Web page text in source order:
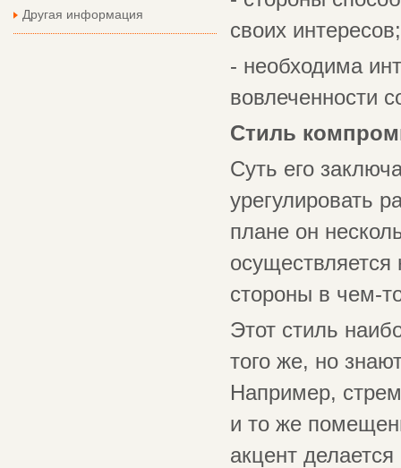
Другая информация
своих интересов;
- необходима
вовлеченности
Стиль
Суть его
урегулировать
плане он
осуществляется
стороны в чем-
Этот стиль
того же, но
Например,
и то же
акцент